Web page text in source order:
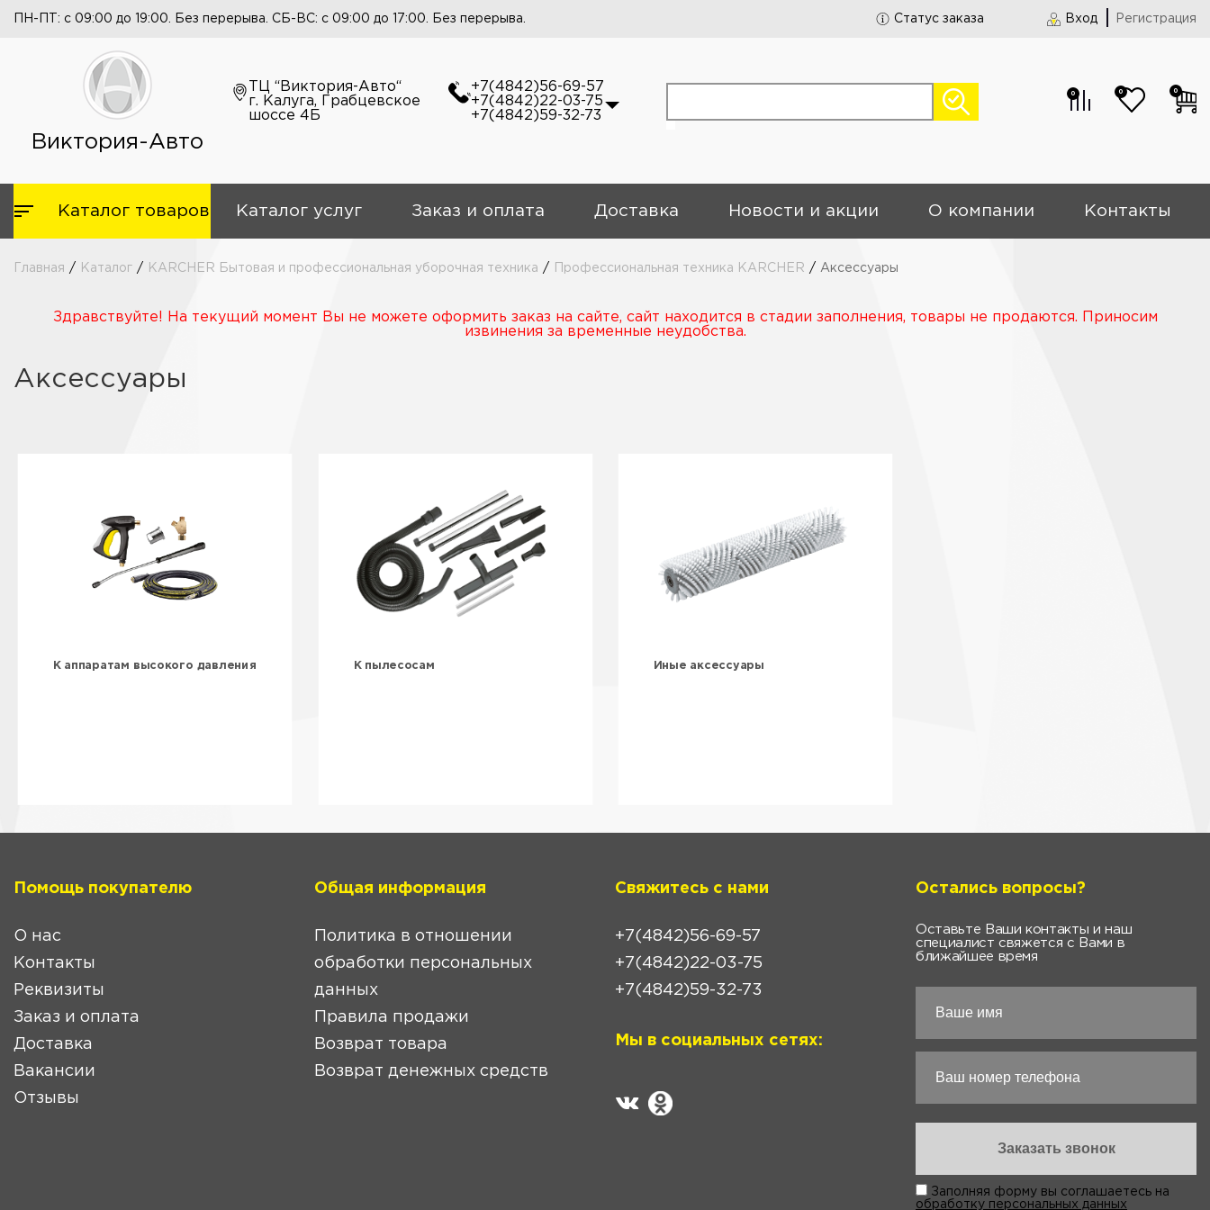
ПН-ПТ: с 09:00 до 19:00. Без перерыва. СБ-ВС: с 09:00 до 17:00. Без перерыва. Статус заказа Вход Регистрация
Виктория-Авто
ТЦ “Виктория-Авто“
г. Калуга, Грабцевское
шоссе 4Б
+7(4842)56-69-57
+7(4842)22-03-75
+7(4842)59-32-73
0 0 0
Каталог товаров Каталог услуг Заказ и оплата Доставка Новости и акции О компании Контакты
Главная / Каталог / KARCHER Бытовая и профессиональная уборочная техника / Профессиональная техника KARCHER / Аксессуары
Здравствуйте! На текущий момент Вы не можете оформить заказ на сайте, сайт находится в стадии заполнения, товары не продаются. Приносим
извинения за временные неудобства.
Аксессуары
К аппаратам высокого давления К пылесосам Иные аксессуары
Помощь покупателю
О нас
Контакты
Реквизиты
Заказ и оплата
Доставка
Вакансии
Отзывы
Общая информация
Политика в отношении
обработки персональных
данных
Правила продажи
Возврат товара
Возврат денежных средств
Свяжитесь с нами
+7(4842)56-69-57
+7(4842)22-03-75
+7(4842)59-32-73
Мы в социальных сетях:
Остались вопросы?
Оставьте Ваши контакты и наш
специалист свяжется с Вами в
ближайшее время
Заполняя форму вы соглашаетесь на
обработку персональных данных